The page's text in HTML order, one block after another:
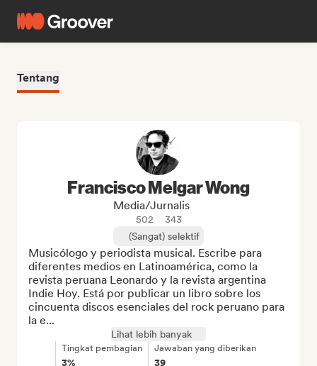
Tentang
Francisco Melgar Wong
Media/Jurnalis
502
343
(Sangat) selektif
Musicólogo y periodista musical. Escribe para
diferentes medios en Latinoamérica, como la
revista peruana Leonardo y la revista argentina
Indie Hoy. Está por publicar un libro sobre los
cincuenta discos esenciales del rock peruano para
la e...
Lihat lebih banyak
Tingkat pembagian
3%
Jawaban yang diberikan
39